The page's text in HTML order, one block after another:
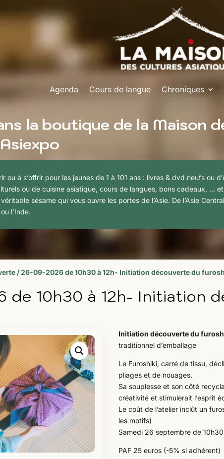
Agenda Cours de langue Chroniques
la boutique de la Maison
ou à s’offrir pour les jeunes de 1 à 101 ans : livres & dvd neufs ou
ou de cuisine asiatique, cours de langues, bons cadeaux, …
sésame qui vous ouvre les portes de l’Asie. De l’Asie
l’Inde.
/ 26-09-2026 de 10h30 à 12h- Initiation découverte du
de 10h30 à 12h- Initiation
Initiation découverte du
traditionnel d’emballage
Le Furoshiki, carré de tissu,
pliages et de nouages.
Sa souplesse et son côté
créativité et stimulerait l’esprit
Le coût de l’atelier inclût un
les motifs)
Samedi 26 septembre de
PAF 25 euros (-5% si adhérent)